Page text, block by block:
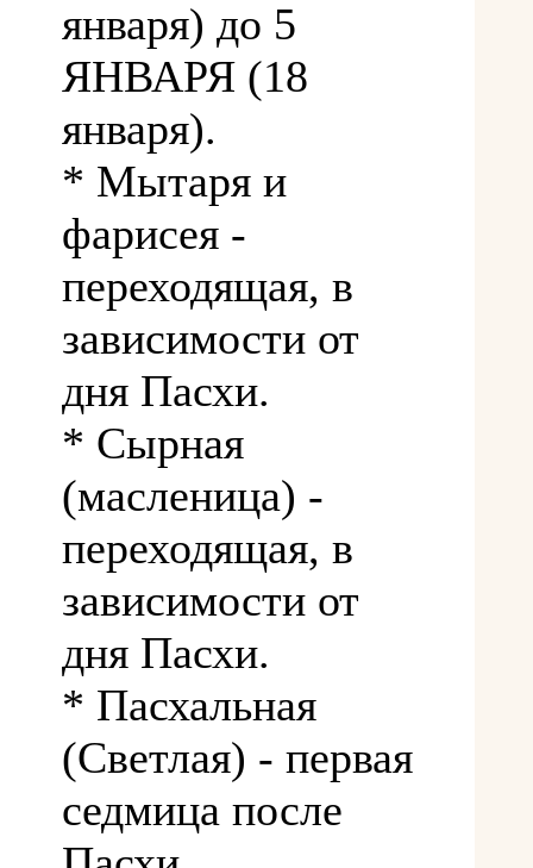
января) до 5
ЯНВАРЯ (18
января).
* Мытаря и
фарисея -
переходящая, в
зависимости от
дня Пасхи.
* Сырная
(масленица) -
переходящая, в
зависимости от
дня Пасхи.
* Пасхальная
(Светлая) - первая
седмица после